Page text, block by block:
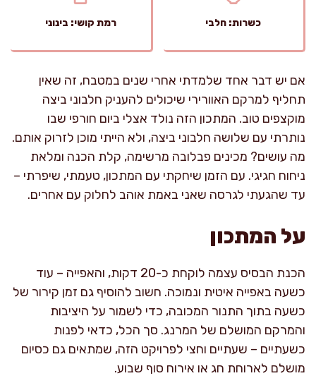
כשרות: חלבי רמת קושי: בינוני
אם יש דבר אחד שלמדתי אחרי שנים במטבח, זה שאין
תחליף למרקם האוורירי שיכולים להעניק חלבוני ביצה
מוקצפים טוב. המתכון הזה נולד אצלי ביום חורפי שבו
נותרתי עם שלושה חלבוני ביצה, ולא הייתי מוכן לזרוק אותם.
מה עושים? מכינים פבלובה מרשימה, קלת הכנה ומלאת
ניחוח חגיגי. עם הזמן שיחקתי עם המתכון, טעמתי, שיפרתי –
עד שהגעתי לגרסה שאני באמת אוהב לחלוק עם אחרים.
על המתכון
הכנת הבסיס עצמה לוקחת כ-20 דקות, והאפייה – עוד
כשעה באפייה איטית ונמוכה. חשוב להוסיף גם זמן קירור של
כשעה בתוך התנור המכובה, כדי לשמור על היציבות
והמרקם המושלם של המרנג. סך הכל, כדאי לפנות
כשעתיים – שעתיים וחצי לפרויקט הזה, שמתאים גם כסיום
מושלם לארוחת חג או אירוח סוף שבוע.